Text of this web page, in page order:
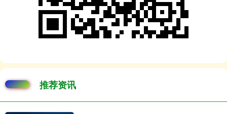
推荐资讯